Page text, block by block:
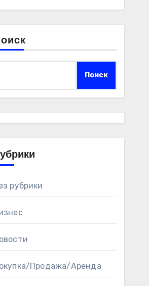
Поиск
рубрики
Продажа/Аренда